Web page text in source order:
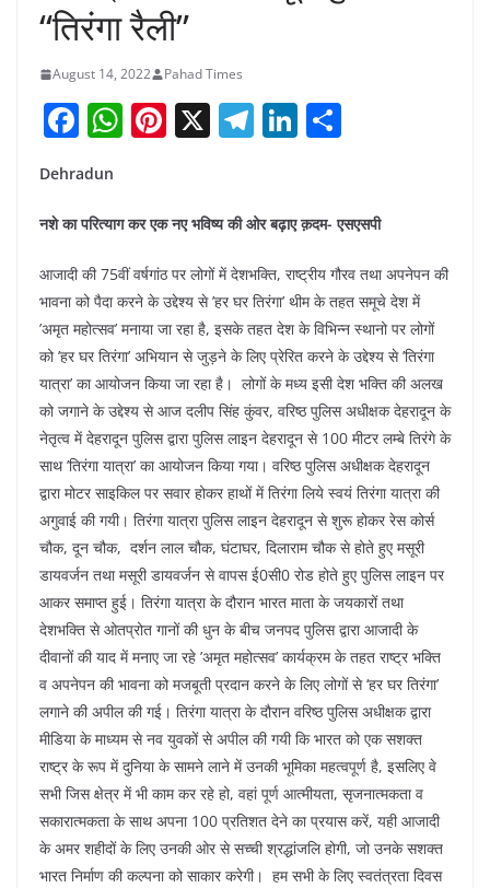
“तिरंगा रैली”
August 14, 2022 Pahad Times
F
a
c
e
b
o
o
k
W
s
A
p
p
Pi
e
st
X T
gr
a
m
Li
e
dI
n
e
Dehradun
नशे का परित्याग कर एक नए भविष्य की ओर बढ़ाए क़दम- एसएसपी
आजादी की 75वीं वर्षगांठ पर लोगों में देशभक्ति, राष्ट्रीय गौरव तथा अपनेपन की
भावना को पैदा करने के उद्देश्य से ’हर घर तिरंगा’ थीम के तहत समूचे देश में
’अमृत महोत्सव’ मनाया जा रहा है, इसके तहत देश के विभिन्न स्थानो पर लोगों
को ’हर घर तिरंगा’ अभियान से जुड़ने के लिए प्रेरित करने के उद्देश्य से ’तिरंगा
यात्रा’ का आयोजन किया जा रहा है। लोगों के मध्य इसी देश भक्ति की अलख
को जगाने के उद्देश्य से आज दलीप सिंह कुंवर, वरिष्ठ पुलिस अधीक्षक देहरादून के
नेतृत्व में देहरादून पुलिस द्वारा पुलिस लाइन देहरादून से 100 मीटर लम्बे तिरंगे के
साथ ’तिरंगा यात्रा’ का आयोजन किया गया। वरिष्ठ पुलिस अधीक्षक देहरादून
द्वारा मोटर साइकिल पर सवार होकर हाथों में तिरंगा लिये स्वयं तिरंगा यात्रा की
अगुवाई की गयी। तिरंगा यात्रा पुलिस लाइन देहरादून से शुरू होकर रेस कोर्स
चौक, दून चौक, दर्शन लाल चौक, घंटाघर, दिलाराम चौक से होते हुए मसूरी
डायवर्जन तथा मसूरी डायवर्जन से वापस ई0सी0 रोड होते हुए पुलिस लाइन पर
आकर समाप्त हुई। तिरंगा यात्रा के दौरान भारत माता के जयकारों तथा
देशभक्ति से ओतप्रोत गानों की धुन के बीच जनपद पुलिस द्वारा आजादी के
दीवानों की याद में मनाए जा रहे ’अमृत महोत्सव’ कार्यक्रम के तहत राष्ट्र भक्ति
व अपनेपन की भावना को मजबूती प्रदान करने के लिए लोगों से ‘हर घर तिरंगा’
लगाने की अपील की गई। तिरंगा यात्रा के दौरान वरिष्ठ पुलिस अधीक्षक द्वारा
मीडिया के माध्यम से नव युवकों से अपील की गयी कि भारत को एक सशक्त
राष्ट्र के रूप में दुनिया के सामने लाने में उनकी भूमिका महत्वपूर्ण है, इसलिए वे
सभी जिस क्षेत्र में भी काम कर रहे हो, वहां पूर्ण आत्मीयता, सृजनात्मकता व
सकारात्मकता के साथ अपना 100 प्रतिशत देने का प्रयास करें, यही आजादी
के अमर शहीदों के लिए उनकी ओर से सच्ची श्रद्धांजलि होगी, जो उनके सशक्त
भारत निर्माण की कल्पना को साकार करेगी। हम सभी के लिए स्वतंत्रता दिवस